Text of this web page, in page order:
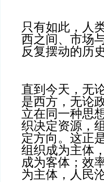
只有如此，人
西之间、市场
反复摆动的历史
直到今天，无
是西方，无论
立在同一种思
织决定资源，
定方向。这正
组织成为主体
成为客体；效
为主体，人民